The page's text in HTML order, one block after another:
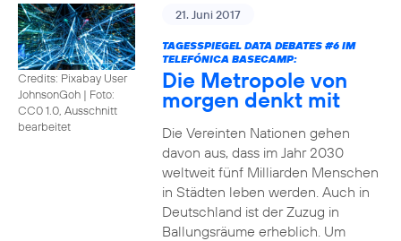
Credits: Pixabay User
JohnsonGoh | Foto:
CC0 1.0, Ausschnitt
bearbeitet
21. Juni 2017
TAGESSPIEGEL DATA DEBATES #6IM
TELEFÓNICA BASECAMP:
Die Metropole von
morgen denkt mit
Die Vereinten Nationen gehen
davon aus, dass im Jahr 2030
weltweit fünf Milliarden Menschen
in Städten leben werden. Auch in
Deutschland ist der Zuzug in
Ballungsräume erheblich. Um